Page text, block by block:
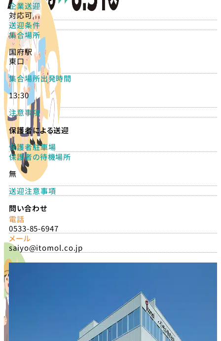
企業送迎
対応可
送迎条件
集合場所
国府駅
東口
集合場所出発時間
13:30
注意事項
保護者による送迎
保護者駐車場
保護者の待機場所
無
送迎注意事項
問い合わせ
電話
0533-85-6947
メール
saiyo@itomol.co.jp